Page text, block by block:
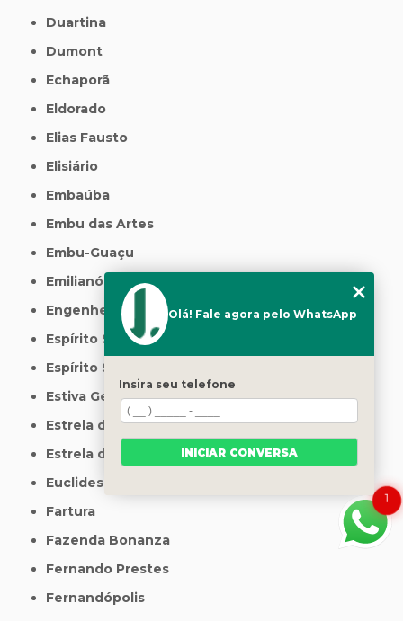
Duartina
Dumont
Echaporã
Eldorado
Elias Fausto
Elisiário
Embaúba
Embu das Artes
Embu-Guaçu
Emilianópolis
Engenheiro Coelho
Espírito Santo do Pinhal
Espírito Santo do Turvo
Estiva Gerbi
Estrela d'Oeste
Estrela do Norte
Euclides da Cunha Paulista
Fartura
Fazenda Bonanza
Fernando Prestes
Fernandópolis
1
Olá! Fale agora pelo WhatsApp
Insira seu telefone
INICIAR CONVERSA